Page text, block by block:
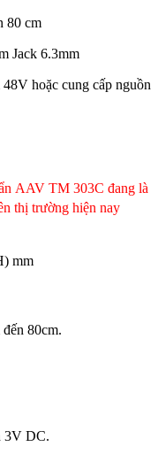
80 cm
Jack 6.3mm
hoặc cung cấp nguồn
AAV TM 303C đang là
thị trường hiện nay
mm
80cm.
3V DC.